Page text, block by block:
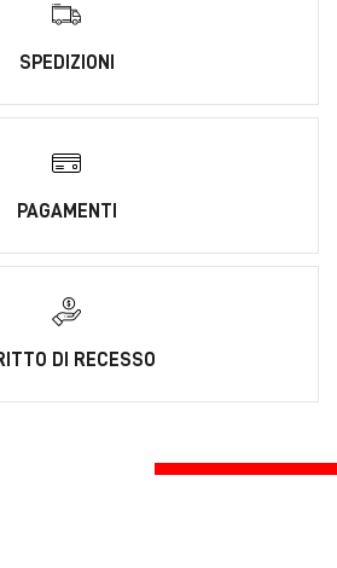
SPEDIZIONI
PAGAMENTI
DI RECESSO